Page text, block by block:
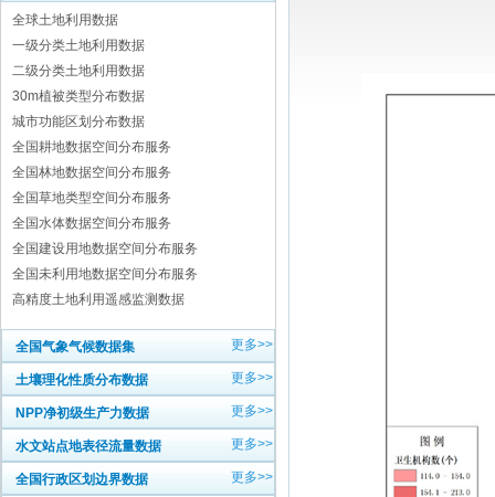
全球土地利用数据
一级分类土地利用数据
二级分类土地利用数据
30m植被类型分布数据
城市功能区划分布数据
全国耕地数据空间分布服务
全国林地数据空间分布服务
全国草地类型空间分布服务
全国水体数据空间分布服务
全国建设用地数据空间分布服务
全国未利用地数据空间分布服务
高精度土地利用遥感监测数据
全国气象气候数据集 更多>>
土壤理化性质分布数据 更多>>
NPP净初级生产力数据 更多>>
水文站点地表径流量数据 更多>>
全国行政区划边界数据 更多>>